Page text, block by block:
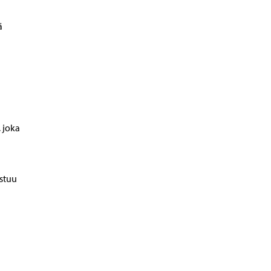
joka